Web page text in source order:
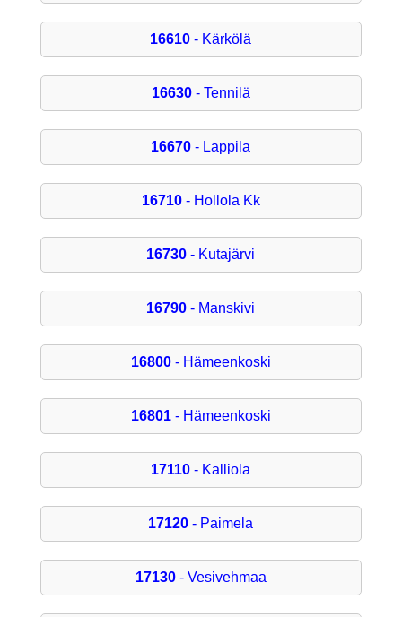
16610 - Kärkölä
16630- Tennilä
16670 - Lappila
16710- Hollola Kk
16730 - Kutajärvi
16790 - Manskivi
16800- Hämeenkoski
16801- Hämeenkoski
17110 - Kalliola
17120 - Paimela
17130- Vesivehmaa